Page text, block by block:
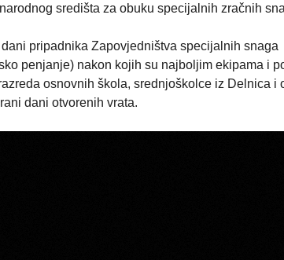
središta za obuku specijalnih zračnih
pripadnika Zapovjedništva specijalnih snaga
penjanje) nakon kojih su najboljim ekipama i
osnovnih škola, srednjoškolce iz Delnica i
dani otvorenih vrata.